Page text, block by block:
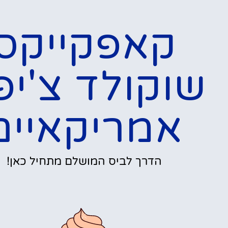
שוקולד
הדרך לביס המושלם מתחיל כאן!